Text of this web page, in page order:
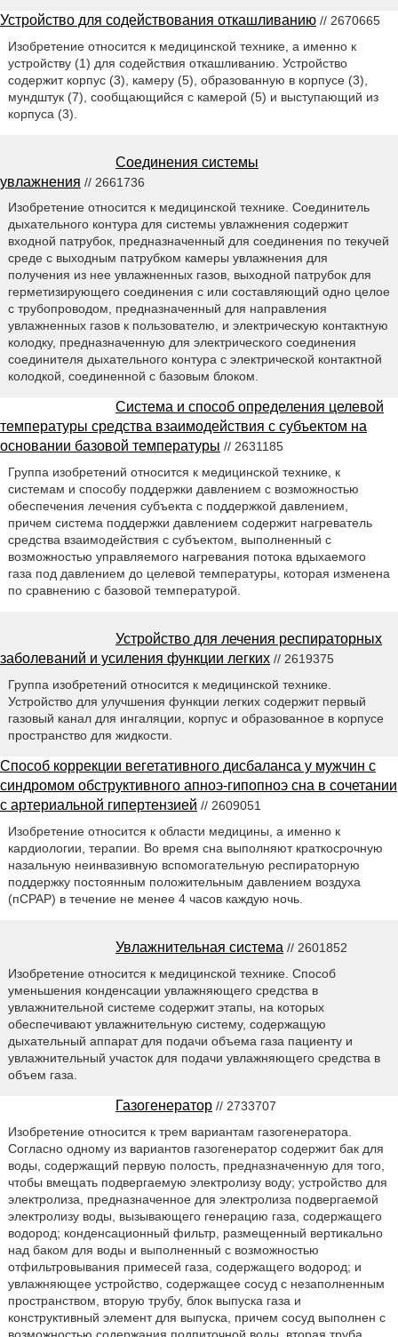
Устройство для содействования откашливанию // 2670665
Изобретение относится к медицинской технике, а именно к
устройству (1) для содействия откашливанию. Устройство
содержит корпус (3), камеру (5), образованную в корпусе (3),
мундштук (7), сообщающийся с камерой (5) и выступающий из
корпуса (3).
Соединения системы
увлажнения // 2661736
Изобретение относится к медицинской технике. Соединитель
дыхательного контура для системы увлажнения содержит
входной патрубок, предназначенный для соединения по текучей
среде с выходным патрубком камеры увлажнения для
получения из нее увлажненных газов, выходной патрубок для
герметизирующего соединения с или составляющий одно целое
с трубопроводом, предназначенный для направления
увлажненных газов к пользователю, и электрическую контактную
колодку, предназначенную для электрического соединения
соединителя дыхательного контура с электрической контактной
колодкой, соединенной с базовым блоком.
Система и способ определения целевой
температуры средства взаимодействия с субъектом на
основании базовой температуры // 2631185
Группа изобретений относится к медицинской технике, к
системам и способу поддержки давлением с возможностью
обеспечения лечения субъекта с поддержкой давлением,
причем система поддержки давлением содержит нагреватель
средства взаимодействия с субъектом, выполненный с
возможностью управляемого нагревания потока вдыхаемого
газа под давлением до целевой температуры, которая изменена
по сравнению с базовой температурой.
Устройство для лечения респираторных
заболеваний и усиления функции легких // 2619375
Группа изобретений относится к медицинской технике.
Устройство для улучшения функции легких содержит первый
газовый канал для ингаляции, корпус и образованное в корпусе
пространство для жидкости.
Способ коррекции вегетативного дисбаланса у мужчин с
синдромом обструктивного апноэ-гипопноэ сна в сочетании
с артериальной гипертензией // 2609051
Изобретение относится к области медицины, а именно к
кардиологии, терапии. Во время сна выполняют краткосрочную
назальную неинвазивную вспомогательную респираторную
поддержку постоянным положительным давлением воздуха
(пСРАР) в течение не менее 4 часов каждую ночь.
Увлажнительная система // 2601852
Изобретение относится к медицинской технике. Способ
уменьшения конденсации увлажняющего средства в
увлажнительной системе содержит этапы, на которых
обеспечивают увлажнительную систему, содержащую
дыхательный аппарат для подачи объема газа пациенту и
увлажнительный участок для подачи увлажняющего средства в
объем газа.
Газогенератор // 2733707
Изобретение относится к трем вариантам газогенератора.
Согласно одному из вариантов газогенератор содержит бак для
воды, содержащий первую полость, предназначенную для того,
чтобы вмещать подвергаемую электролизу воду; устройство для
электролиза, предназначенное для электролиза подвергаемой
электролизу воды, вызывающего генерацию газа, содержащего
водород; конденсационный фильтр, размещенный вертикально
над баком для воды и выполненный с возможностью
отфильтровывания примесей газа, содержащего водород; и
увлажняющее устройство, содержащее сосуд с незаполненным
пространством, вторую трубу, блок выпуска газа и
конструктивный элемент для выпуска, причем сосуд выполнен с